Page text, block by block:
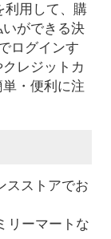
利用して、購
ができる決
ログインす
レジットカ
・便利に注
スストアでお
リーマートな